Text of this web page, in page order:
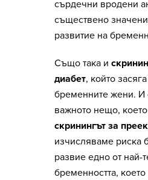
сърдечни вродени
съществено
развитие на
Също така и
диабет, който
бременните жени. И
важното нещо,
скринингът за
изчисляваме риска
развие едно от най-
бременността,